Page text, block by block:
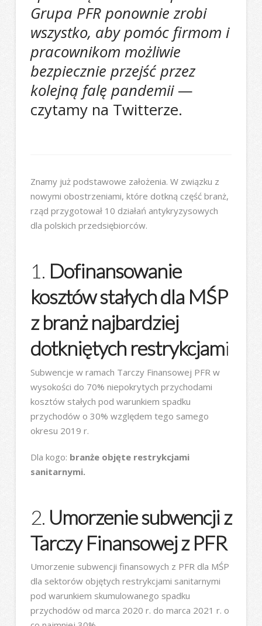
Grupa PFR ponownie zrobi
wszystko, aby pomóc firmom i
pracownikom możliwie
bezpiecznie przejść przez
kolejną falę pandemii —
czytamy na Twitterze.
Znamy już podstawowe założenia. W związku z
nowymi obostrzeniami, które dotkną część branż,
rząd przygotował 10 działań antykryzysowych
dla polskich przedsiębiorców.
1. Dofinansowanie
kosztów stałych dla MŚP
z branż najbardziej
dotkniętych restrykcjami
Subwencje w ramach Tarczy Finansowej PFR w
wysokości do 70% niepokrytych przychodami
kosztów stałych pod warunkiem spadku
przychodów o 30% względem tego samego
okresu 2019 r.
Dla kogo: branże objęte restrykcjami
sanitarnymi.
2. Umorzenie subwencji z
Tarczy Finansowej z PFR
Umorzenie subwencji finansowych z PFR dla MŚP
dla sektorów objętych restrykcjami sanitarnymi
pod warunkiem skumulowanego spadku
przychodów od marca 2020 r. do marca 2021 r. o